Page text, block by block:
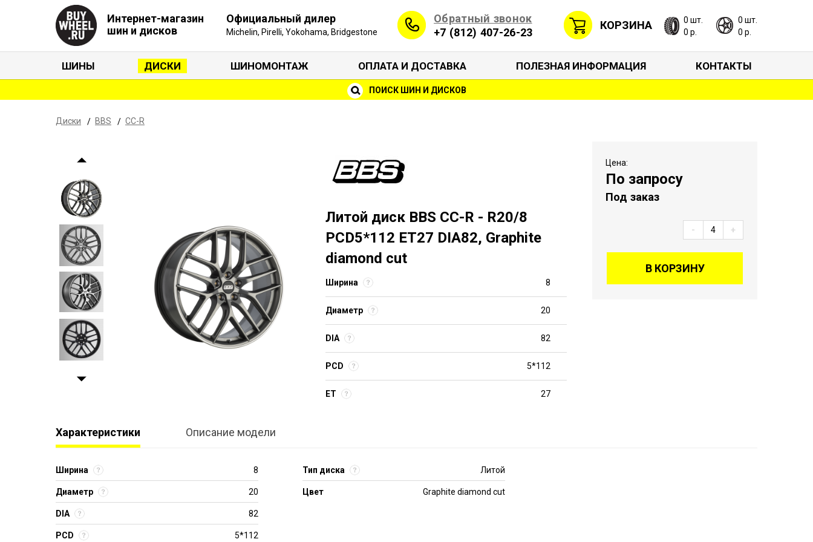
Интернет-магазин
шин и дисков
Официальный дилер
Michelin, Pirelli, Yokohama, Bridgestone
Обратный звонок
+7 (812) 407-26-23
КОРЗИНА
0 шт.
0 р.
0 шт.
0 р.
ШИНЫ ДИСКИ ШИНОМОНТАЖ ОПЛАТА И ДОСТАВКА ПОЛЕЗНАЯ ИНФОРМАЦИЯ КОНТАКТЫ
ПОИСК ШИН И ДИСКОВ
Диски BBS CC-R
Литой диск BBS CC-R - R20/8
PCD5*112 ET27 DIA82, Graphite
diamond cut
Ширина 8
Диаметр 20
DIA 82
PCD 5*112
ET 27
Цена:
По запросу
Под заказ
- +
В КОРЗИНУ
Характеристики Описание модели
Ширина 8
Диаметр 20
DIA 82
PCD 5*112
Тип диска Литой
Цвет Graphite diamond cut